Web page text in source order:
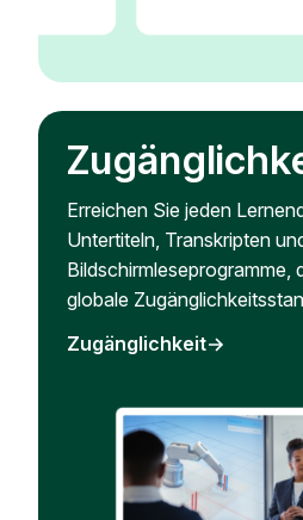
Erreichen Sie jeden
Untertiteln, Transkripten
Bildschirmleseprogramme,
globale
Zugänglichkeit